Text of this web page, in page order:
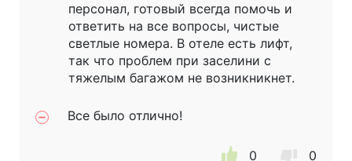
персонал, готовый всегда помочь и
ответить на все вопросы, чистые
светлые номера. В отеле есть лифт,
так что проблем при заселини с
тяжелым багажом не возникникнет.
Все было отлично!
0 0